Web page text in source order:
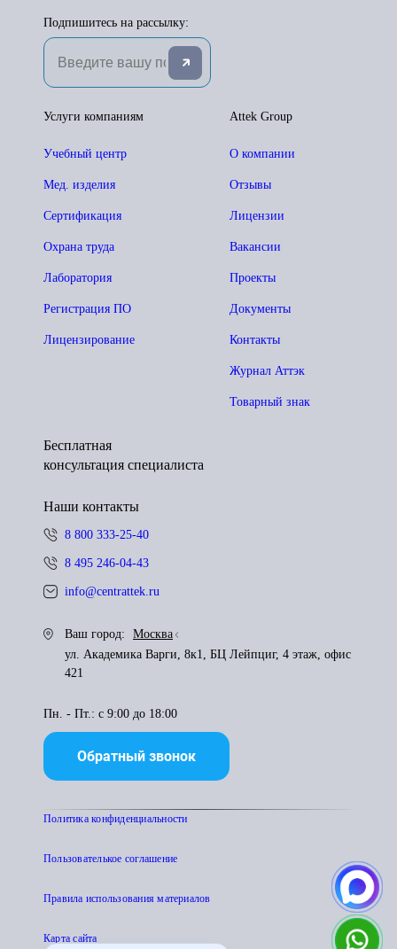
Подпишитесь на рассылку:
Attek Group
О компании
Отзывы
Лицензии
Вакансии
Проекты
Документы
Контакты
Журнал Аттэк
Товарный знак
Услуги компаниям
Учебный центр
Мед. изделия
Сертификация
Охрана труда
Лаборатория
Регистрация ПО
Лицензирование
Бесплатная
консультация специалиста
Наши контакты
8 800 333-25-40
8 495 246-04-43
info@centrattek.ru
Ваш город:
Москва
ул. Академика Варги, 8к1, БЦ Лейпциг, 4 этаж, офис
421
Пн. - Пт.: с 9:00 до 18:00
Обратный звонок
Политика конфиденциальности
Пользователькое соглашение
Правила использования материалов
Карта сайта